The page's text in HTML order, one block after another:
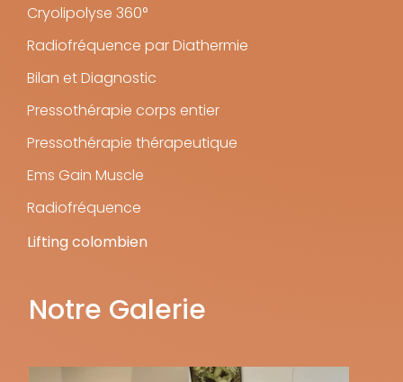
Cryolipolyse 360°
Radiofréquence par Diathermie
Bilan et Diagnostic
Pressothérapie corps entier
Pressothérapie thérapeutique
Ems Gain Muscle
Radiofréquence
Lifting colombien
Notre Galerie